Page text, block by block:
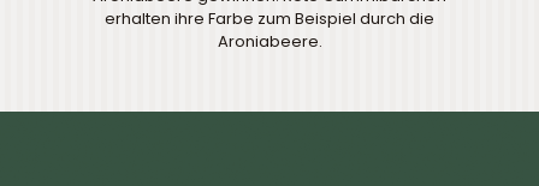
erhalten ihre Farbe zum Beispiel durch die
Aroniabeere.